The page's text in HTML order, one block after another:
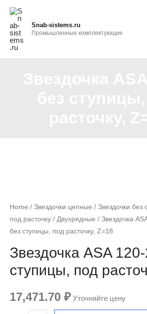
Перейти
содержимому
Snab-sistems.ru
Промышленные комплектующие
Home / Звездочки цепные / Звездочки без
под расточку / Двухрядные / Звездочка
без ступицы, под расточку, Z=18
Звездочка ASA
ступицы, под
17,471.70 ₽ Уточняйте цену
Звездочка
ASA
120-
2
без
ступицы,
расточку,